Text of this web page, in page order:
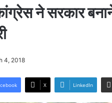
ने सरकार बनाने
4, 2018
X LinkedIn